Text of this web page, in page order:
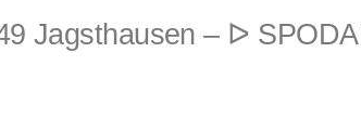
Jagsthausen – ᐅ